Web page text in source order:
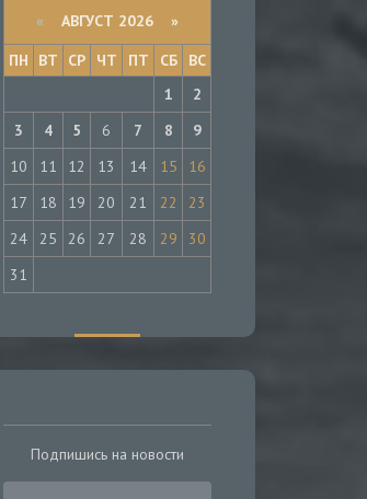
« АВГУСТ 2026 »
ПН
ВТ СР ЧТ ПТ СБ
ВС
1
2
3
4 5 6 7 8
9
10
11 12 13 14 15
16
17
18 19 20 21 22
23
24
25 26 27 28 29
30
31
Подпишись на новости